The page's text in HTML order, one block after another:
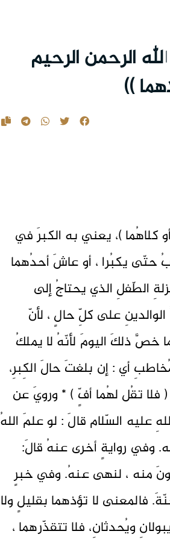
الرحمن الرحيم
))
كلاهُما )، يعني به الكبرَ في
حتّى يكبُرا ، أو عاشَ أحدُهما
الطّفلِ الذي يحتاجُ إلى
على كلِّ حالٍ ، لأنّ
خصَّ ذلكَ اليومَ لأنّهُ لا يملكُ
أي : إن بلغتَ حالَ الكِبرِ،
فلا تقُل لهُما أفٍّ ) * ورويَ عن
السّلام قالَ : لو علمَ اللهُ
وفي روايةٍ أخرى عنهُ قالَ:
منه ، لنهى عنهُ. وفي خبرٍ
فالمعنى لا تؤذهما بقليلٍ ولا
ويُحدثانِ، فلا تتقذّرهما ،